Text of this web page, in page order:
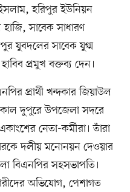
হরিপুর ইউনিয়ন
সাবেক সাধারণ
যুবদলের সাবেক যুগ্ম
প্রমুখ বক্তব্য দেন।
প্রার্থী খন্দকার জিয়াউল
দুপুরে উপজেলা সদরে
নেতা-কর্মীরা। তাঁরা
দলীয় মনোনয়ন দেওয়ার
বিএনপির সহসভাপতি।
অভিযোগ, পেশাগত